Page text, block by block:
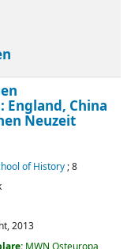
China
Neuzeit
of History; 8
2013